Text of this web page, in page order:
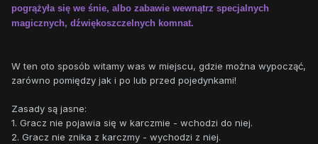
pogrążyła się we śnie, albo zabawie wewnątrz specjalnych
magicznych, dźwiękoszczelnych komnat.
W ten oto sposób witamy was w miejscu, gdzie można wypocząć,
zarówno pomiędzy jak i po lub przed pojedynkami!
Zasady są jasne:
1. Gracz nie pojawia się w karczmie - wchodzi do niej.
2. Gracz nie znika z karczmy - wychodzi z niej.